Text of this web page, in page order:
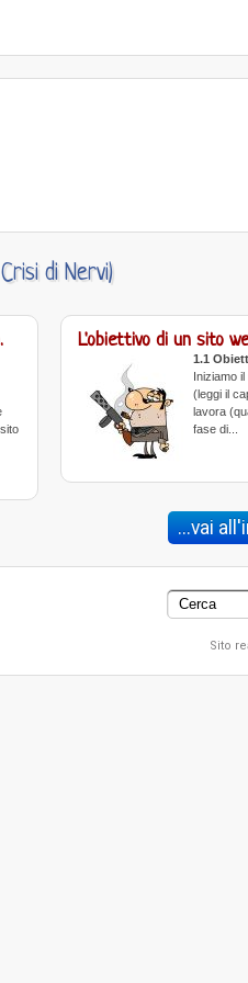
di Nervi)
L'obiettivo di un sito
1.1
Iniziamo
(leggi il
lavora
fase di...
...vai
Sito